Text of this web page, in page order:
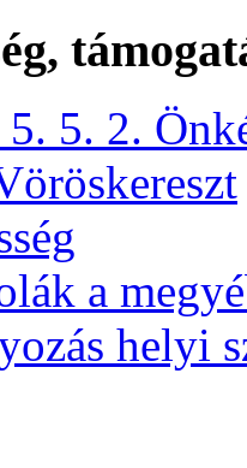
5. 2.
a
helyi